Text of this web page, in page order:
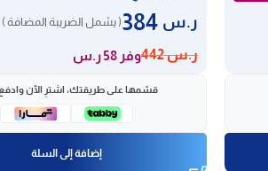
ر.س ( يشمل الضريبة المضافة )
ر.س442 وفر 58 ر.س
قسّمها على طريقتك، اشترِ الآن وادفع
إضافة إلى السلة